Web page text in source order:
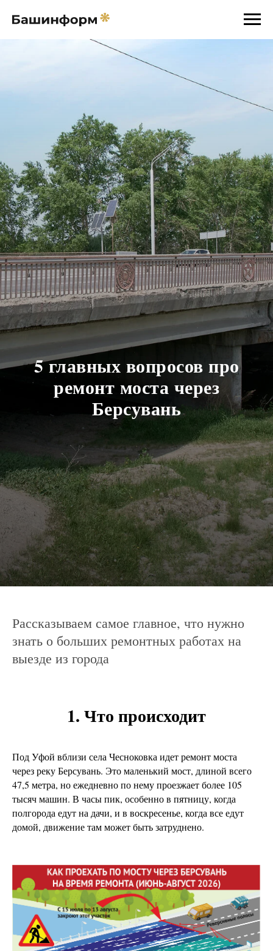
5 главных вопросов про
ремонт моста через
Берсувань
Рассказываем самое главное, что нужно
знать о больших ремонтных работах на
выезде из города
1. Что происходит
Под Уфой вблизи села Чесноковка идет ремонт моста
через реку Берсувань. Это маленький мост, длиной всего
47,5 метра, но ежедневно по нему проезжает более 105
тысяч машин. В часы пик, особенно в пятницу, когда
полгорода едут на дачи, и в воскресенье, когда все едут
домой, движение там может быть затруднено.